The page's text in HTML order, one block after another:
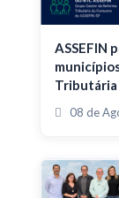
ASSEFIN
Tributária
08 de